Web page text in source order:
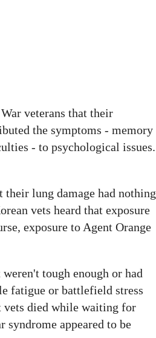
veterans that their
the symptoms - memory
- to psychological issues.
their lung damage had nothing
vets heard that exposure
exposure to Agent Orange
tough enough or had
fatigue or battlefield stress
vets died while waiting for
syndrome appeared to be